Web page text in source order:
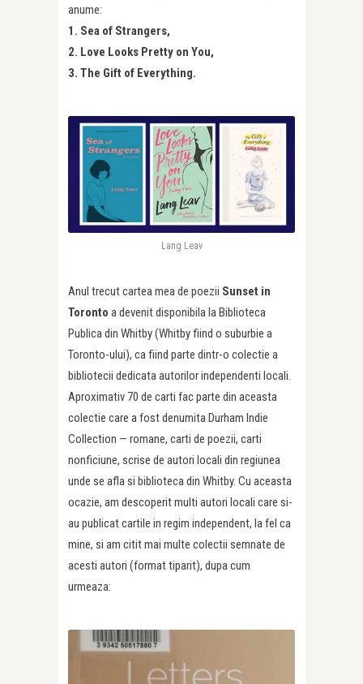
anume:
1. Sea of Strangers,
2. Love Looks Pretty on You,
3. The Gift of Everything.
Lang Leav
Anul trecut cartea mea de poezii Sunset in
Toronto a devenit disponibila la Biblioteca
Publica din Whitby (Whitby fiind o suburbie a
Toronto-ului), ca fiind parte dintr-o colectie a
bibliotecii dedicata autorilor independenti locali.
Aproximativ 70 de carti fac parte din aceasta
colectie care a fost denumita Durham Indie
Collection — romane, carti de poezii, carti
nonficiune, scrise de autori locali din regiunea
unde se afla si biblioteca din Whitby. Cu aceasta
ocazie, am descoperit multi autori locali care si-
au publicat cartile in regim independent, la fel ca
mine, si am citit mai multe colectii semnate de
acesti autori (format tiparit), dupa cum
urmeaza: